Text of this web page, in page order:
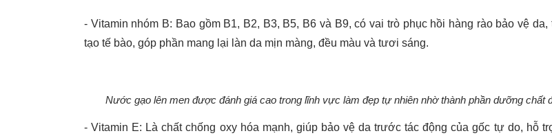
- Vitamin nhóm B: Bao gồm B1, B2, B3, B5, B6 và B9, có vai trò phục hồi hàng rào bảo vệ da,
tạo tế bào, góp phần mang lại làn da mịn màng, đều màu và tươi sáng.
Nước gạo lên men được đánh giá cao trong lĩnh vực làm đẹp tự nhiên nhờ thành phần dưỡng chất
- Vitamin E: Là chất chống oxy hóa mạnh, giúp bảo vệ da trước tác động của gốc tự do, hỗ